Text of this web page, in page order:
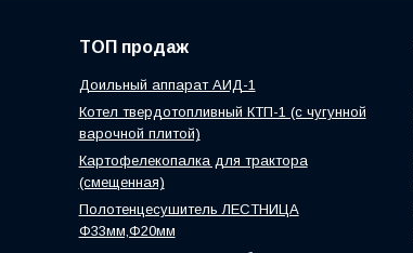
ТОП продаж
Доильный аппарат АИД-1
Котел твердотопливный КТП-1 (с чугунной
варочной плитой)
Картофелекопалка для трактора
(смещенная)
Полотенцесушитель ЛЕСТНИЦА
Ф33мм,Ф20мм